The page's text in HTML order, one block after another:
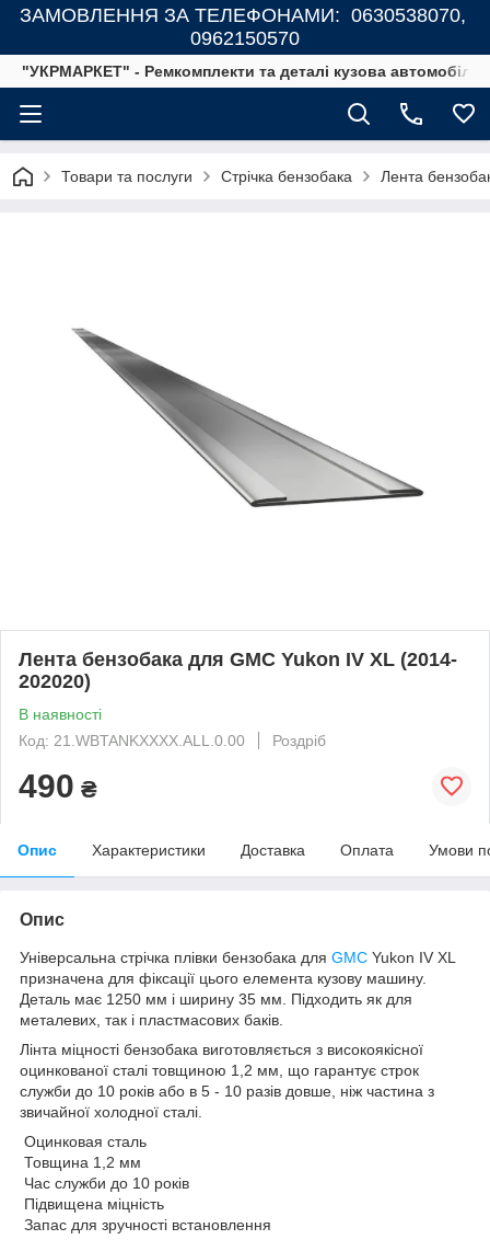
ЗАМОВЛЕННЯ ЗА ТЕЛЕФОНАМИ: 0630538070,
0962150570
"УКРМАРКЕТ" - Ремкомплекти та деталі кузова автомобілів
Товари та послуги Стрічка бензобака Лента
Лента бензобака для GMC Yukon IV XL (2014-
202020)
В наявності
Код: 21.WBTANKXXXX.ALL.0.00
Роздріб
490 ₴
Опис Характеристики Доставка Оплата Умови
Опис
Універсальна стрічка плівки бензобака для GMC Yukon IV XL
призначена для фіксації цього елемента кузову машину.
Деталь має 1250 мм і ширину 35 мм. Підходить як для
металевих, так і пластмасових баків.
Лінта міцності бензобака виготовляється з високоякісної
оцинкованої сталі товщиною 1,2 мм, що гарантує строк
служби до 10 років або в 5 - 10 разів довше, ніж частина з
звичайної холодної сталі.
Оцинковая сталь
Товщина 1,2 мм
Час служби до 10 років
Підвищена міцність
Запас для зручності встановлення